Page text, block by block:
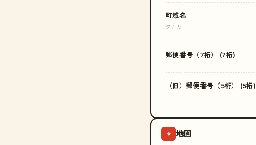
町域名
タナカ
郵便番号（7桁） (7桁)
（旧）郵便番号（5桁） (5桁)
⌖ 地図